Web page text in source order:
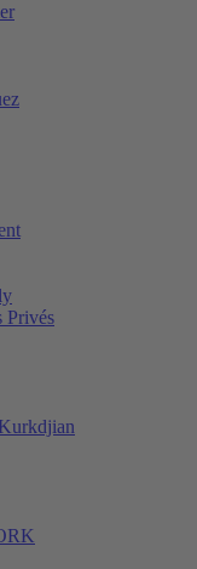
Privés